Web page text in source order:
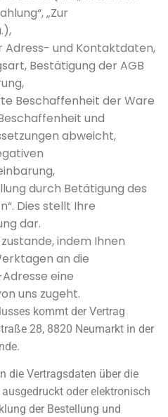
„Zur
Adress- und Kontaktdaten,
Bestätigung der AGB
Beschaffenheit der Ware
und
abweicht,
durch Betätigung des
Dies stellt Ihre
dar.
indem Ihnen
an die
eine
uns zugeht.
kommt der Vertrag
28, 8820 Neumarkt in der
die Vertragsdaten über die
oder elektronisch
der Bestellung und